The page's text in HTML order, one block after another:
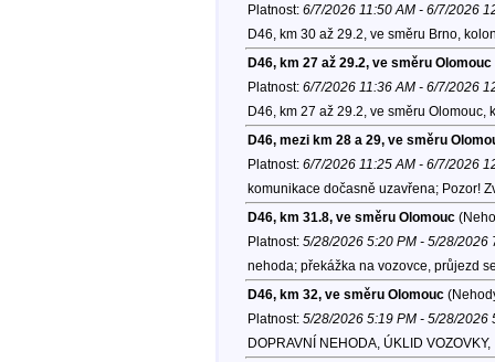
Platnost: 6/7/2026 11:50 AM - 6/7/2026
D46, km 30 až 29.2, ve směru Brno,
D46, km 27 až 29.2, ve směru Olomouc
Platnost: 6/7/2026 11:36 AM - 6/7/2026
D46, km 27 až 29.2, ve směru Olomouc,
D46, mezi km 28 a 29, ve směru
Platnost: 6/7/2026 11:25 AM - 6/7/2026
komunikace dočasně uzavřena; Pozor!
D46, km 31.8, ve směru Olomouc
Platnost: 5/28/2026 5:20 PM - 5/28/2026
nehoda; překážka na vozovce, průjezd
D46, km 32, ve směru Olomouc
Platnost: 5/28/2026 5:19 PM - 5/28/2026
DOPRAVNÍ NEHODA, ÚKLID